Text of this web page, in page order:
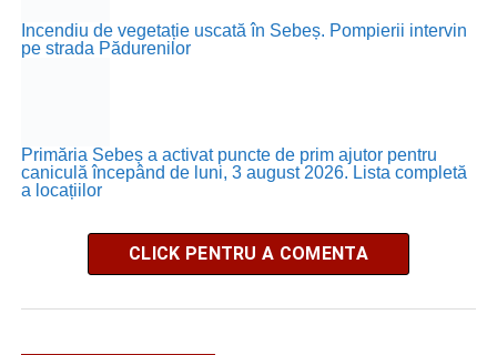
Incendiu de vegetație uscată în Sebeș. Pompierii intervin
pe strada Pădurenilor
Primăria Sebeș a activat puncte de prim ajutor pentru
caniculă începând de luni, 3 august 2026. Lista completă
a locațiilor
CLICK PENTRU A COMENTA